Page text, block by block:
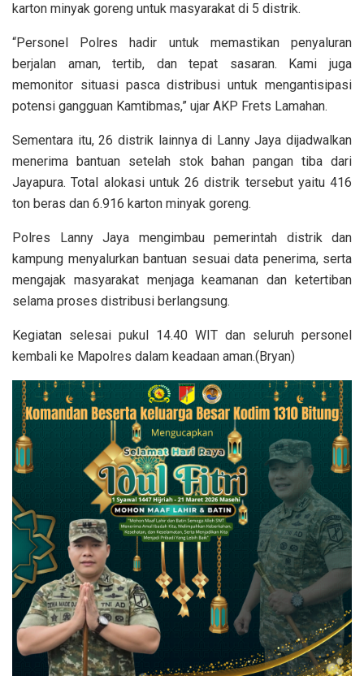
karton minyak goreng untuk masyarakat di 5 distrik.
“Personel Polres hadir untuk memastikan penyaluran
berjalan aman, tertib, dan tepat sasaran. Kami juga
memonitor situasi pasca distribusi untuk mengantisipasi
potensi gangguan Kamtibmas,” ujar AKP Frets Lamahan.
Sementara itu, 26 distrik lainnya di Lanny Jaya dijadwalkan
menerima bantuan setelah stok bahan pangan tiba dari
Jayapura. Total alokasi untuk 26 distrik tersebut yaitu 416
ton beras dan 6.916 karton minyak goreng.
Polres Lanny Jaya mengimbau pemerintah distrik dan
kampung menyalurkan bantuan sesuai data penerima, serta
mengajak masyarakat menjaga keamanan dan ketertiban
selama proses distribusi berlangsung.
Kegiatan selesai pukul 14.40 WIT dan seluruh personel
kembali ke Mapolres dalam keadaan aman.(Bryan)